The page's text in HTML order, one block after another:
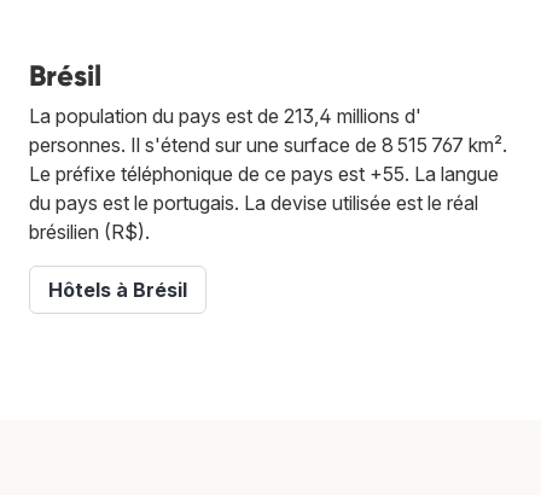
Brésil
La population du pays est de 213,4 millions d'
personnes. Il s'étend sur une surface de 8 515 767 km².
Le préfixe téléphonique de ce pays est +55. La langue
du pays est le portugais. La devise utilisée est le réal
brésilien (R$).
Hôtels à Brésil